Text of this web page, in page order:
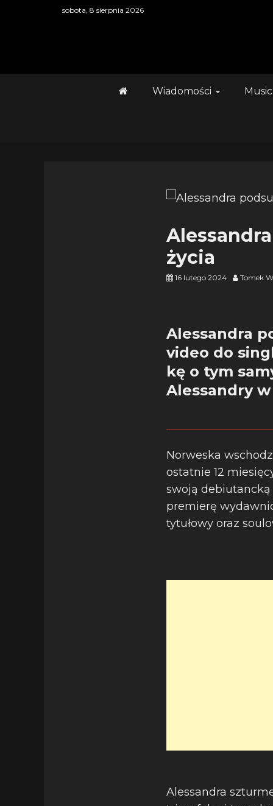
sobota, 8 sierpnia 2026
Wiadomości
życia
16 lutego 2024 Tomek
Alessandra
video do
kę o tym
Alessandry
Norweska
ostatnie 12
swoją debiutancką
premierę
tytułowy oraz
Alessandra